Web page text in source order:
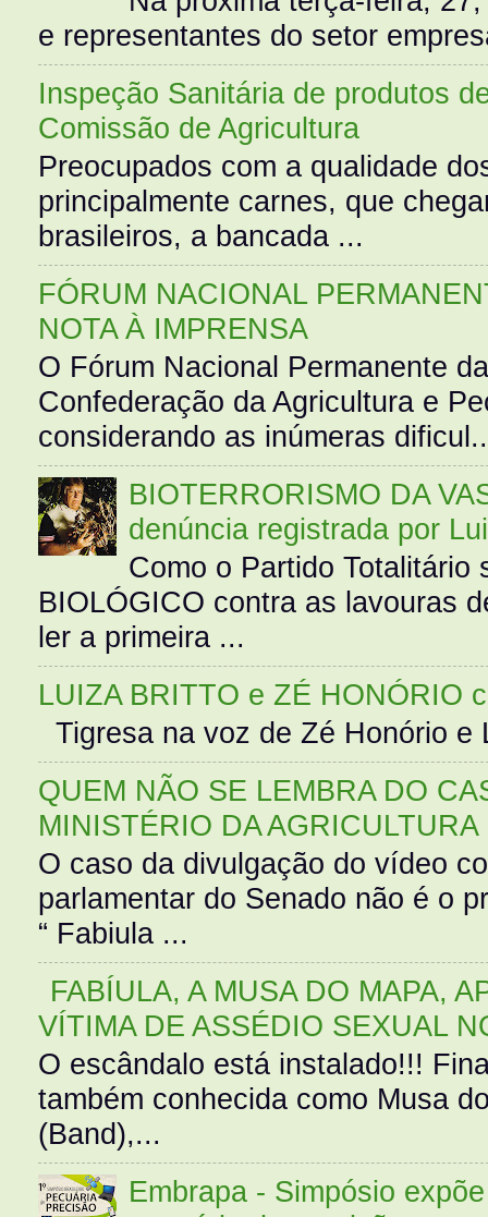
e representantes do setor
Inspeção Sanitária de produtos
Comissão de Agricultura
Preocupados com a qualidade
principalmente carnes, que
brasileiros, a bancada ...
FÓRUM NACIONAL
NOTA À IMPRENSA
O Fórum Nacional Permanente
Confederação da Agricultura e
considerando as inúmeras
BIOTERRORISMO DA
denúncia registrada por
Como o Partido Totalitário
BIOLÓGICO contra as lavouras
ler a primeira ...
LUIZA BRITTO e ZÉ HONÓRIO
Tigresa na voz de Zé Honório
QUEM NÃO SE LEMBRA DO
MINISTÉRIO DA AGRICULTURA
O caso da divulgação do vídeo
parlamentar do Senado não é o
“ Fabiula ...
FABÍULA, A MUSA DO MAPA,
VÍTIMA DE ASSÉDIO SEXUAL
O escândalo está instalado!!!
também conhecida como Musa
(Band),...
Embrapa - Simpósio